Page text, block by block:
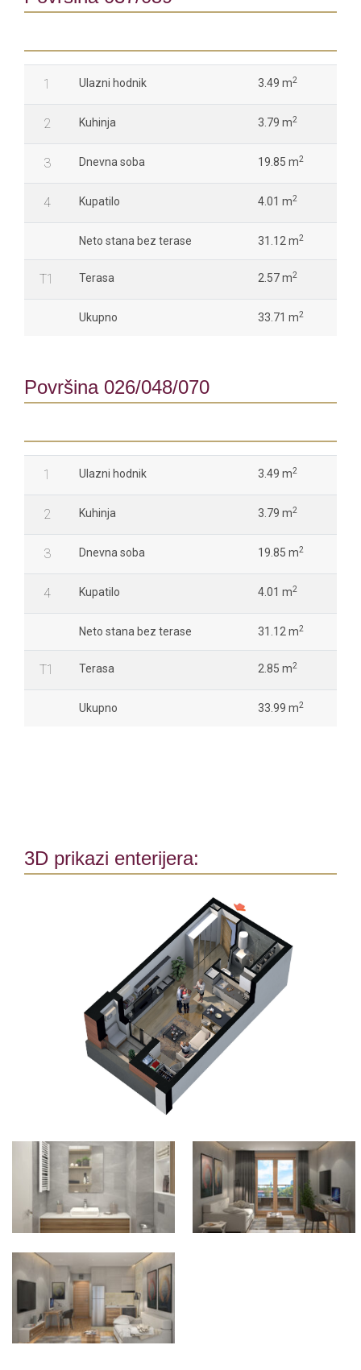
1 Ulazni hodnik 3.49 m2
2 Kuhinja 3.79 m2
3 Dnevna soba 19.85 m2
4 Kupatilo 4.01 m2
Neto stana bez terase 31.12 m2
T1 Terasa 2.57 m2
Ukupno 33.71 m2
Površina 026/048/070
1 Ulazni hodnik 3.49 m2
2 Kuhinja 3.79 m2
3 Dnevna soba 19.85 m2
4 Kupatilo 4.01 m2
Neto stana bez terase 31.12 m2
T1 Terasa 2.85 m2
Ukupno 33.99 m2
3D prikazi enterijera: